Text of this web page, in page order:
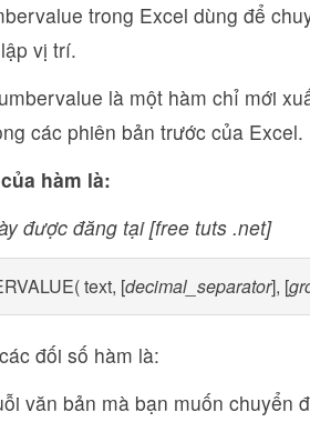
trong Excel dùng để
vị trí.
là một hàm chỉ mới
các phiên bản trước của Excel.
hàm là:
được đăng tại [free tuts .net]
text, [decimal_separator], [
đối số hàm là:
văn bản mà bạn muốn chuyển